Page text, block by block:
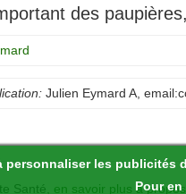
personnaliser les
Pour
des
Julien Eymard A , email:
Santé, en savoir plus à